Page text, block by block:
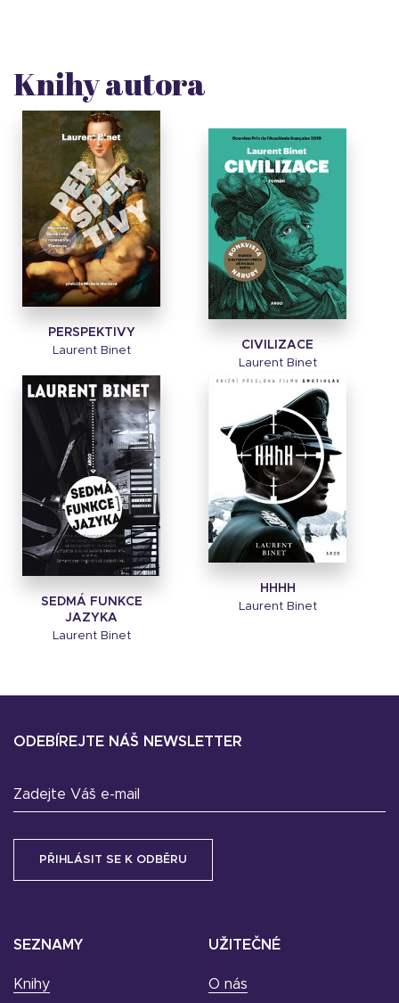
Knihy autora
PERSPEKTIVY
Laurent Binet CIVILIZACE
Laurent Binet
SEDMÁ FUNKCE
JAZYKA
Laurent Binet
HHHH
Laurent Binet
SEZNAMY
Knihy
UŽITEČNÉ
O nás
ODEBÍREJTE NÁŠ NEWSLETTER
Zadejte Váš e-mail